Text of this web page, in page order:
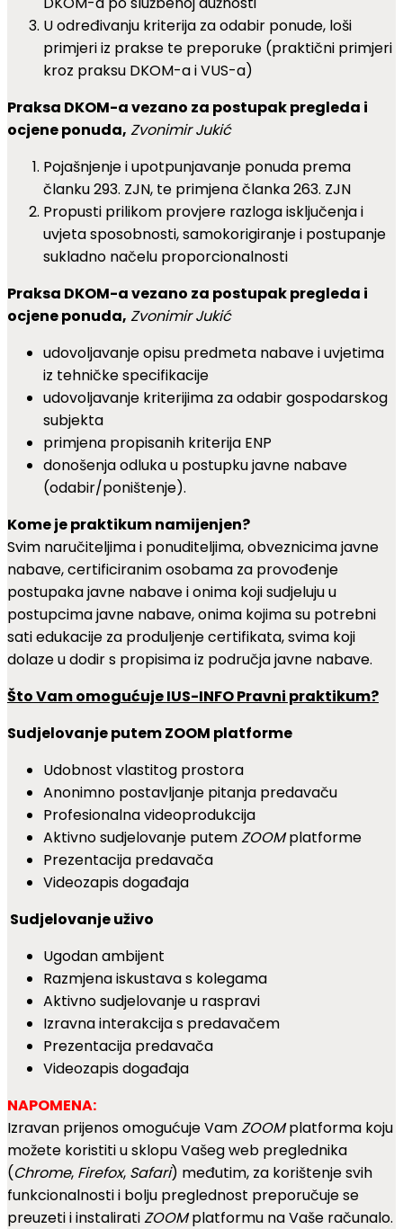
U određivanju kriterija za odabir ponude, loši
primjeri iz prakse te preporuke (praktični primjeri
kroz praksu DKOM-a i VUS-a)
Praksa DKOM-a vezano za postupak pregleda i
ocjene ponuda, Zvonimir Jukić
Pojašnjenje i upotpunjavanje ponuda prema
članku 293. ZJN, te primjena članka 263. ZJN
Propusti prilikom provjere razloga isključenja i
uvjeta sposobnosti, samokorigiranje i postupanje
sukladno načelu proporcionalnosti
Praksa DKOM-a vezano za postupak pregleda i
ocjene ponuda, Zvonimir Jukić
udovoljavanje opisu predmeta nabave i uvjetima
iz tehničke specifikacije
udovoljavanje kriterijima za odabir gospodarskog
subjekta
primjena propisanih kriterija ENP
donošenja odluka u postupku javne nabave
(odabir/poništenje).
Kome je praktikum namijenjen?
Svim naručiteljima i ponuditeljima, obveznicima javne
nabave, certificiranim osobama za provođenje
postupaka javne nabave i onima koji sudjeluju u
postupcima javne nabave, onima kojima su potrebni
sati edukacije za produljenje certifikata, svima koji
dolaze u dodir s propisima iz područja javne nabave.
Što Vam omogućuje IUS-INFO Pravni praktikum?
Sudjelovanje putem ZOOM platforme
Udobnost vlastitog prostora
Anonimno postavljanje pitanja predavaču
Profesionalna videoprodukcija
Aktivno sudjelovanje putemZOOMplatforme
Prezentacija predavača
Videozapis događaja
Sudjelovanje uživo
Ugodan ambijent
Razmjena iskustava s kolegama
Aktivno sudjelovanje u raspravi
Izravna interakcija s predavačem
Prezentacija predavača
Videozapis događaja
NAPOMENA:
Izravan prijenos omogućuje VamZOOMplatforma koju
možete koristiti u sklopu Vašeg web preglednika
(Chrome, Firefox, Safari) međutim, za korištenje svih
funkcionalnosti i bolju preglednost preporučuje se
preuzeti i instaliratiZOOMplatformu na Vaše računalo.